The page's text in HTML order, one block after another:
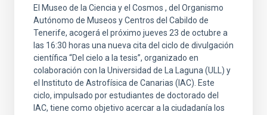
El Museo de la Ciencia y el Cosmos , del Organismo
Autónomo de Museos y Centros del Cabildo de
Tenerife, acogerá el próximo jueves 23 de octubre a
las 16:30 horas una nueva cita del ciclo de divulgación
científica “Del cielo a la tesis”, organizado en
colaboración con la Universidad de La Laguna (ULL) y
el Instituto de Astrofísica de Canarias (IAC). Este
ciclo, impulsado por estudiantes de doctorado del
IAC, tiene como objetivo acercar a la ciudadanía los